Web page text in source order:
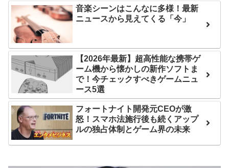
ァン衝撃
互RSS
音楽シーンはこんなに多様！最新
ニュースから見えてくる「今」
【2026年最新】超高性能な携帯ゲ
ーム機から懐かしの新作ソフトま
で！今チェックすべきゲームニュ
ース5選
フォートナイト開発元CEOが激
怒！スマホ法施行後も続くアップ
ルの独占体制とゲーム界の未来